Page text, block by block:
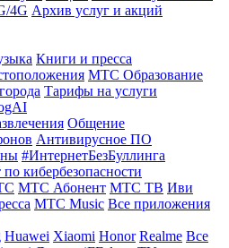
4G Архив услуг и акций
Книги и пресса
МТС Образование
Тарифы на услуги
Общение
Антивирусное ПО
#ИнтернетБезБуллинга
по кибербезопасности
МТС Абонент МТС ТВ Иви
МТС Music Все приложения
Huawei Xiaomi Honor Realme Все